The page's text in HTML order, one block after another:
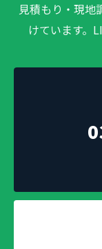
見積もり・現地
けています。